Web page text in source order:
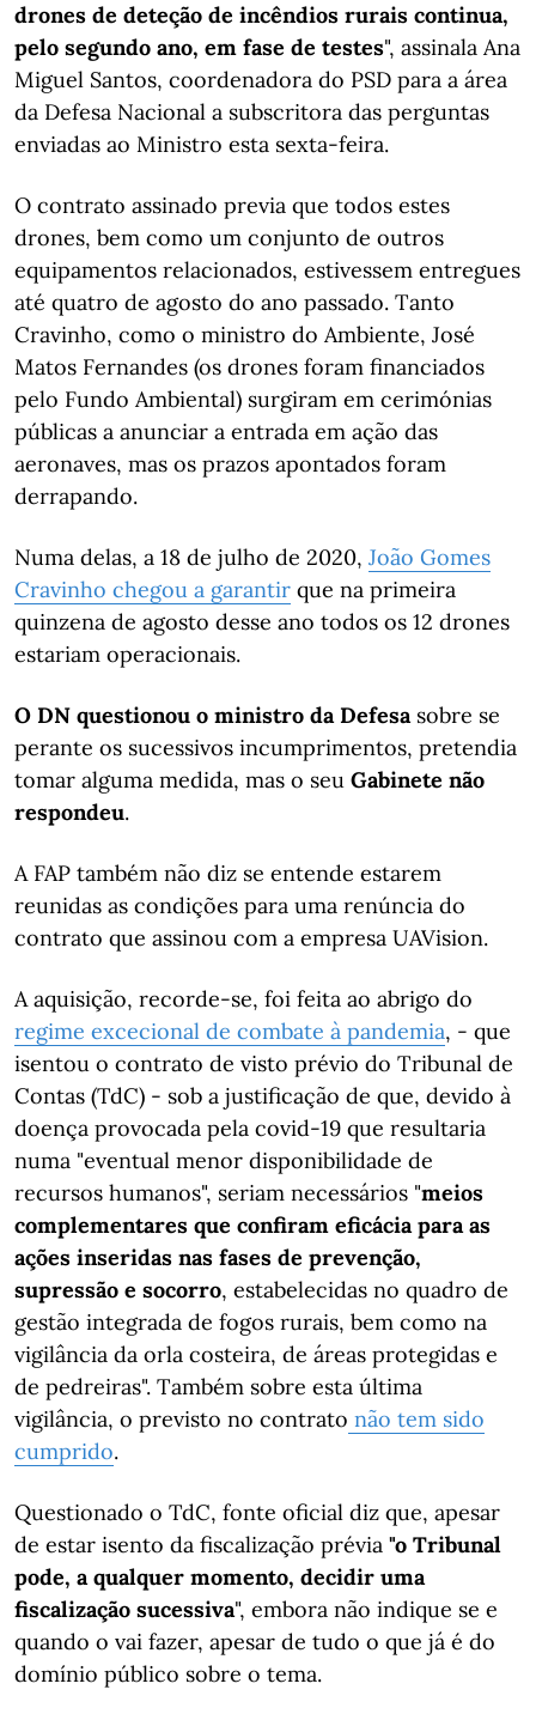
drones de deteção de incêndios rurais continua,
pelo segundo ano, em fase de testes", assinala Ana
Miguel Santos, coordenadora do PSD para a área
da Defesa Nacional a subscritora das perguntas
enviadas ao Ministro esta sexta-feira.
O contrato assinado previa que todos estes
drones, bem como um conjunto de outros
equipamentos relacionados, estivessem entregues
até quatro de agosto do ano passado. Tanto
Cravinho, como o ministro do Ambiente, José
Matos Fernandes (os drones foram financiados
pelo Fundo Ambiental) surgiram em cerimónias
públicas a anunciar a entrada em ação das
aeronaves, mas os prazos apontados foram
derrapando.
Numa delas, a 18 de julho de 2020, João Gomes
Cravinho chegou a garantir que na primeira
quinzena de agosto desse ano todos os 12 drones
estariam operacionais.
O DN questionou o ministro da Defesasobre se
perante os sucessivos incumprimentos, pretendia
tomar alguma medida, mas o seu Gabinete não
respondeu.
A FAP também não diz se entende estarem
reunidas as condições para uma renúncia do
contrato que assinou com a empresa UAVision.
A aquisição, recorde-se, foi feita ao abrigo do
regime excecional de combate à pandemia, - que
isentou o contrato de visto prévio do Tribunal de
Contas (TdC) - sob a justificação de que, devido à
doença provocada pela covid-19 que resultaria
numa "eventual menor disponibilidade de
recursos humanos", seriam necessários "meios
complementares que confiram eficácia para as
ações inseridas nas fases de prevenção,
supressão e socorro, estabelecidas no quadro de
gestão integrada de fogos rurais, bem como na
vigilância da orla costeira, de áreas protegidas e
de pedreiras". Também sobre esta última
vigilância, o previsto no contrato não tem sido
cumprido.
Questionado o TdC, fonte oficial diz que, apesar
de estar isento da fiscalização prévia "o Tribunal
pode, a qualquer momento, decidir uma
fiscalização sucessiva", embora não indique se e
quando o vai fazer, apesar de tudo o que já é do
domínio público sobre o tema.